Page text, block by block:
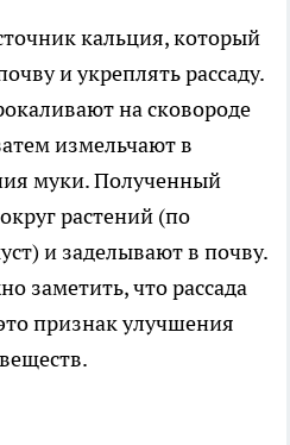
кальция, который
и укреплять рассаду.
на сковороде
измельчают в
муки. Полученный
растений (по
и заделывают в почву.
заметить, что рассада
признак улучшения